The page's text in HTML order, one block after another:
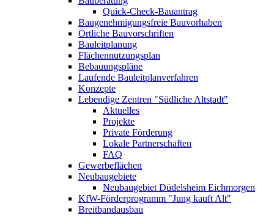
Quick-Check-Bauantrag
Baugenehmigungsfreie Bauvorhaben
Örtliche Bauvorschriften
Bauleitplanung
Flächennutzungsplan
Bebauungspläne
Laufende Bauleitplanverfahren
Konzepte
Lebendige Zentren "Südliche Altstadt"
Aktuelles
Projekte
Private Förderung
Lokale Partnerschaften
FAQ
Gewerbeflächen
Neubaugebiete
Neubaugebiet Düdelsheim Eichmorgen
KfW-Förderprogramm "Jung kauft Alt"
Breitbandausbau